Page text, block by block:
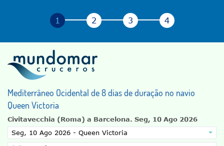
Mediterrâneo Ocidental de 8 dias de duração no navio
Queen Victoria
Civitavecchia (Roma) a Barcelona. Seg, 10 Ago 2026